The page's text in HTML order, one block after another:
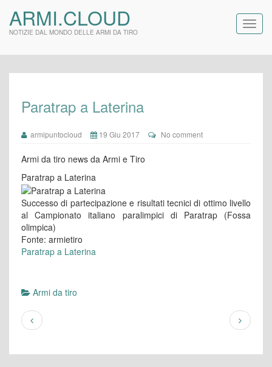
ARMI.CLOUD
NOTIZIE DAL MONDO DELLE ARMI DA TIRO
Paratrap a Laterina
armipuntocloud 19 Giu 2017 No comment
Armi da tiro news da Armi e Tiro
Paratrap a Laterina
Successo di partecipazione e risultati tecnici di ottimo livello
al Campionato italiano paralimpici di Paratrap (Fossa
olimpica)
Fonte: armietiro
Paratrap a Laterina
Armi da tiro